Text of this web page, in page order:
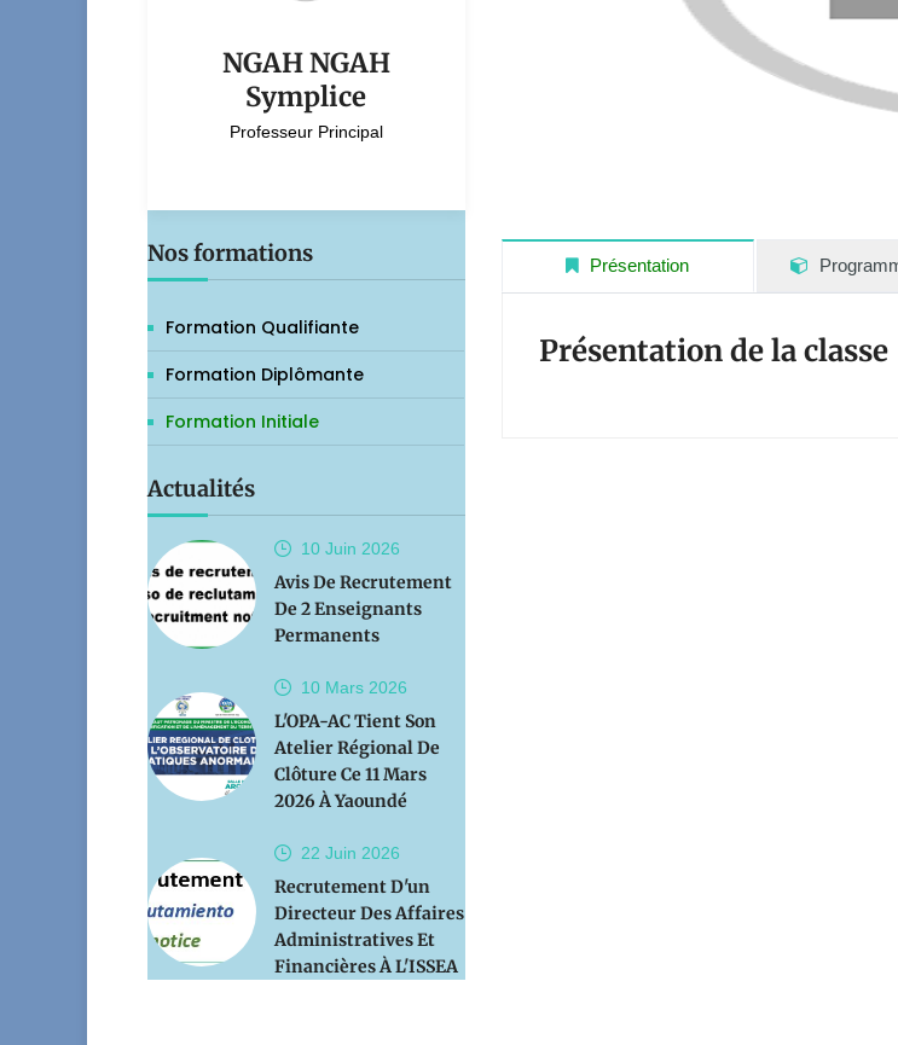
NGAH NGAH
Symplice
Professeur Principal
Nos formations
Formation Qualifiante
Formation Diplômante
Formation Initiale
Actualités
10 Juin 2026
Avis De Recrutement
De 2 Enseignants
Permanents
10 Mars 2026
L'OPA-AC Tient Son
Atelier Régional De
Clôture Ce 11 Mars
2026 À Yaoundé
22 Juin 2026
Recrutement D'un
Directeur Des Affaires
Administratives Et
Financières À L'ISSEA
Présentation
Présentation de la classe